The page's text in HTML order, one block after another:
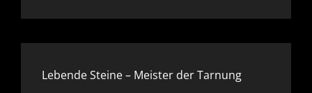
Lebende Steine – Meister der Tarnung